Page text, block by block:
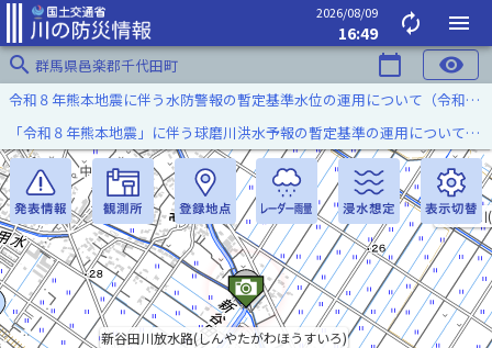
2026/08/09
16:49 autorenew
menu
search 群馬県邑楽郡千代田町 calendar_today visibility
新谷田川
新谷田川放水路(しんやたがわほうすいろ)
令和８年熊本地震に伴う水防警報の暫定基準水位の運用について（令和８年８月７日）
「令和８年熊本地震」に伴う球磨川洪水予報の暫定基準の運用について（令和８年８月５日）